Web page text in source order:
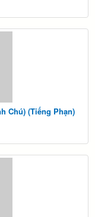
Chú) (Tiếng Phạn)